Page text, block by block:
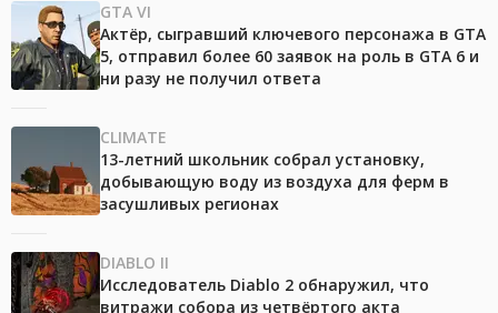
GTA VI
Актёр, сыгравший ключевого персонажа в GTA
5, отправил более 60 заявок на роль в GTA 6 и
ни разу не получил ответа
CLIMATE
13-летний школьник собрал установку,
добывающую воду из воздуха для ферм в
засушливых регионах
DIABLO II
Исследователь Diablo 2 обнаружил, что
витражи собора из четвёртого акта